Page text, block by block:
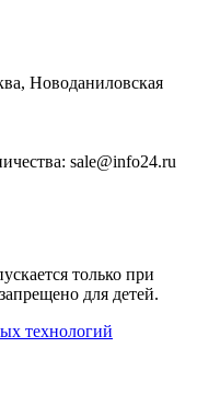
Новоданиловская
sale@info24.ru
только при
для детей.
технологий